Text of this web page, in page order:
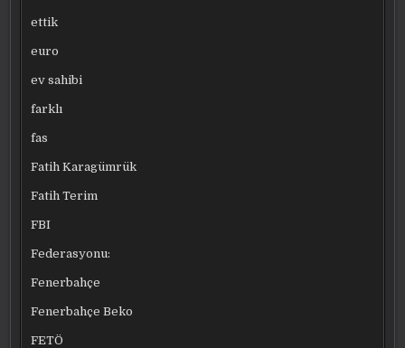
ettik
euro
ev sahibi
farklı
fas
Fatih Karagümrük
Fatih Terim
FBI
Federasyonu:
Fenerbahçe
Fenerbahçe Beko
FETÖ